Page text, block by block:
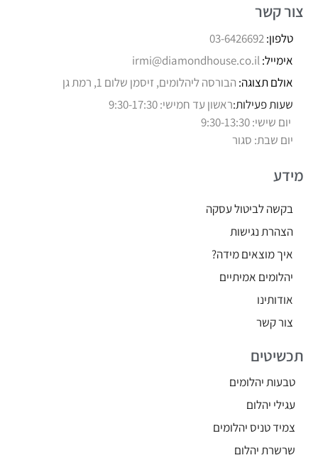
צור קשר
טלפון:03-6426692
אימייל:irmi@diamondhouse.co.il
אולם תצוגה: הבורסה ליהלומים, זיסמן שלום 1, רמת גן
שעות פעילות:ראשון עד חמישי: 9:30-17:30
יום שישי: 9:30-13:30
יום שבת: סגור
מידע
בקשה לביטול עסקה
הצהרת נגישות
איך מוצאים מידה?
יהלומים אמיתיים
אודותינו
צור קשר
תכשיטים
טבעות יהלומים
עגילי יהלום
צמיד טניס יהלומים
שרשרת יהלום